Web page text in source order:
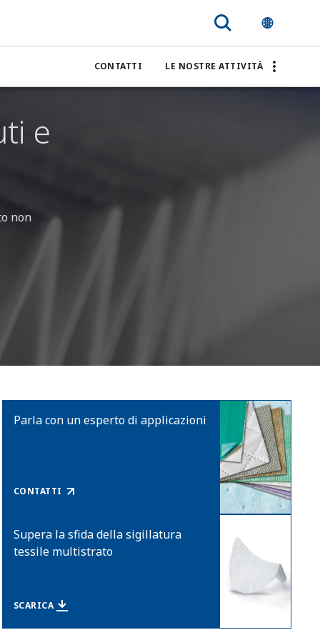
CONTATTI LE NOSTRE ATTIVITÀ
e
non
Parla con un esperto di applicazioni
CONTATTI
Supera la sfida della sigillatura
tessile multistrato
SCARICA